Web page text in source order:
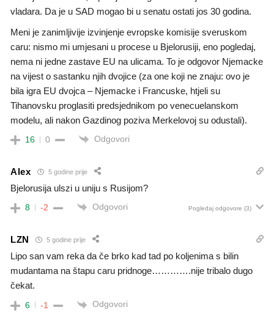
vladara. Da je u SAD mogao bi u senatu ostati jos 30 godina.
Meni je zanimljivije izvinjenje evropske komisije sveruskom
caru: nismo mi umjesani u procese u Bjelorusiji, eno pogledaj,
nema ni jedne zastave EU na ulicama. To je odgovor Njemacke
na vijest o sastanku njih dvojice (za one koji ne znaju: ovo je
bila igra EU dvojca – Njemacke i Francuske, htjeli su
Tihanovsku proglasiti predsjednikom po venecuelanskom
modelu, ali nakon Gazdinog poziva Merkelovoj su odustali).
16 0 Odgovori
Alex 5 godine prije
Bjelorusija ulszi u uniju s Rusijom?
8 -2 Odgovori Pogledaj odgovore (3)
LZN 5 godine prije
Lipo san vam reka da če brko kad tad po koljenima s bilin
mudantama na štapu caru pridnoge………….nije tribalo dugo
čekat.
6 -1 Odgovori